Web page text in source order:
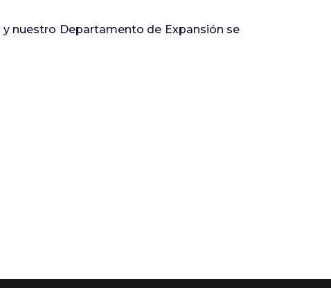
y nuestro Departamento de Expansión se